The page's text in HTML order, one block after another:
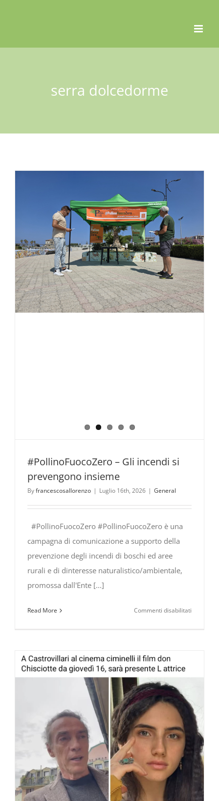
serra dolcedorme
#PollinoFuocoZero – Gli incendi si
prevengono insieme
Byfrancescosallorenzo | Luglio 16th, 2026 | General
#PollinoFuocoZero #PollinoFuocoZero è una
campagna di comunicazione a supporto della
prevenzione degli incendi di boschi ed aree
rurali e di dinteresse naturalistico/ambientale,
promossa dall'Ente [...]
Read More Commenti disabilitati